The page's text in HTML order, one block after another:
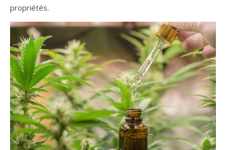
propriétés.